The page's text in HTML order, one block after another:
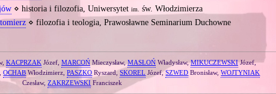
⋄ historia i filozofia, Uniwersytet im.
św. Włodzimierza
⋄ filozofia i teologia, Prawosławne Seminarium Duchowne
KACPRZAKJózef, MARCOŃMieczysław, MASŁOŃWładysław,MIKUCZEWSKIJózef,
OCHAB Włodzimierz,PASZKO Ryszard,SKOREL Józef,SZWED Bronisław,WOJTYNIAK
Czesław,ZAKRZEWSKI Franciszek